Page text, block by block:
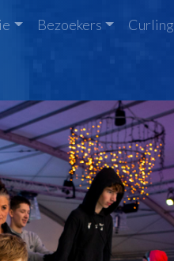
Bezoekers Curling